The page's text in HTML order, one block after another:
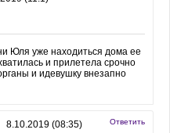
Юля уже находиться дома ее
и прилетела срочно
и идевушку внезапно
Ответить
8.10.2019 (08:35)